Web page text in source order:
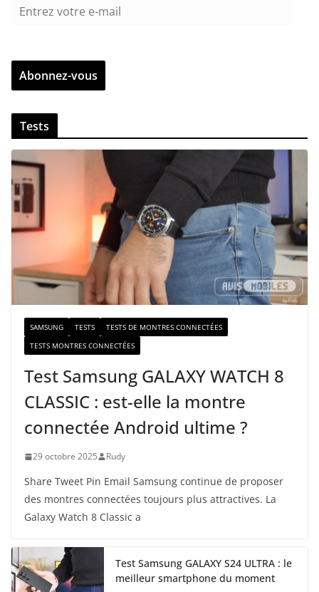
r
z
v
t
r
e
e
m
i
Abonnez-vous
Tests
SAMSUNG TESTS
TESTS DE MONTRES CONNECTÉES
TESTS MONTRES CONNECTÉES
Test Samsung GALAXY WATCH 8
CLASSIC : est-elle la montre
connectée Android ultime ?
29 octobre 2025 Rudy
Share Tweet Pin Email Samsung continue de proposer
des montres connectées toujours plus attractives. La
Galaxy Watch 8 Classic a
Test Samsung GALAXY S24 ULTRA : le
meilleur smartphone du moment